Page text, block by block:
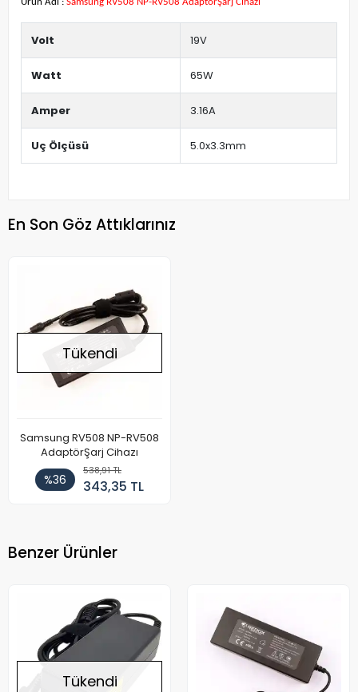
Ürün Adı : Samsung RV508 NP-RV508 AdaptörŞarj Cihazı
Volt 19V
Watt 65W
Amper 3.16A
Uç Ölçüsü 5.0x3.3mm
En Son Göz Attıklarınız
Tükendi
Samsung RV508 NP-RV508
AdaptörŞarj Cihazı
%36
538,91 TL
343,35 TL
Benzer Ürünler
Tükendi